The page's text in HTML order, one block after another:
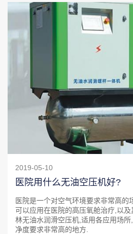
2019-05-10
医院用什么无油空压机好?
医院是一个对空气环境要求非常高的
可以应用在医院的高压氧舱治疗,以
林无油水润滑空压机,适用各应用场
净度要求非常高的地方.